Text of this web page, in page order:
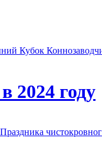
Кубок
2024 году